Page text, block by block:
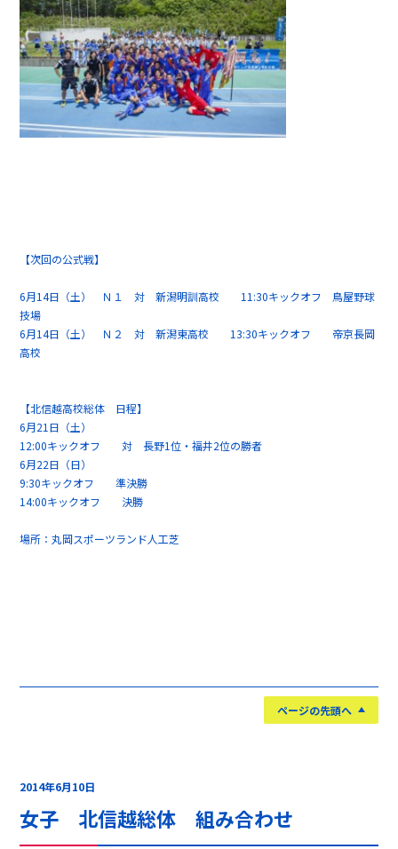
【次回の公式戦】
6月14日（土） Ｎ１ 対 新潟明訓高校 11:30キックオフ 鳥屋野球
技場
6月14日（土） Ｎ２ 対 新潟東高校 13:30キックオフ 帝京長岡
高校
【北信越高校総体 日程】
6月21日（土）
12:00キックオフ 対 長野1位・福井2位の勝者
6月22日（日）
9:30キックオフ 準決勝
14:00キックオフ 決勝
場所：丸岡スポーツランド人工芝
ページの先頭へ
2014年6月10日
女子 北信越総体 組み合わせ